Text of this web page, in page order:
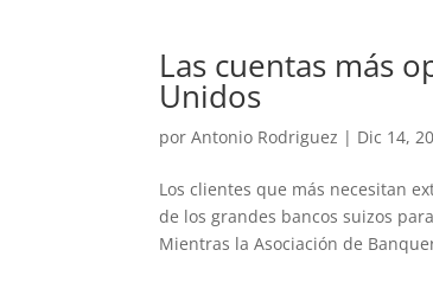
Las cuentas más
Unidos
porAntonio Rodriguez | Dic 14,
Los clientes que más necesitan
de los grandes bancos suizos
Mientras la Asociación de